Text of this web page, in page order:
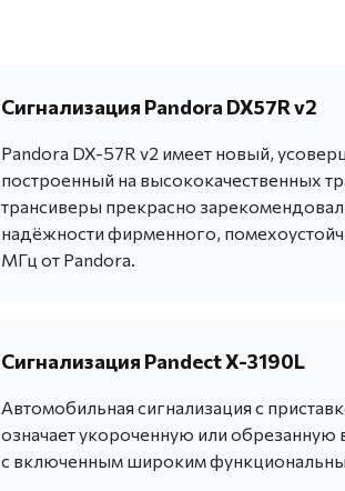
Сигнализация Pandora DX57R v2
Pandora DX-57R v2 имеет новый,
построенный на высококачественных
трансиверы прекрасно
надёжности фирменного,
МГц от Pandora.
Сигнализация Pandect X-3190L
Автомобильная сигнализация с
означает укороченную или
с включенным широким